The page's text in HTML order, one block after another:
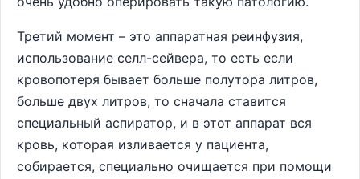
Третий момент – это аппаратная реинфузия,
использование селл-сейвера, то есть если
кровопотеря бывает больше полутора литров,
больше двух литров, то сначала ставится
специальный аспиратор, и в этот аппарат вся
кровь, которая изливается у пациента,
собирается, специально очищается при помощи